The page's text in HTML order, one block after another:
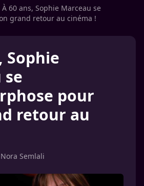
À 60 ans, Sophie Marceau se
grand retour au cinéma !
Sophie
se
pour
retour au
Nora Semlali